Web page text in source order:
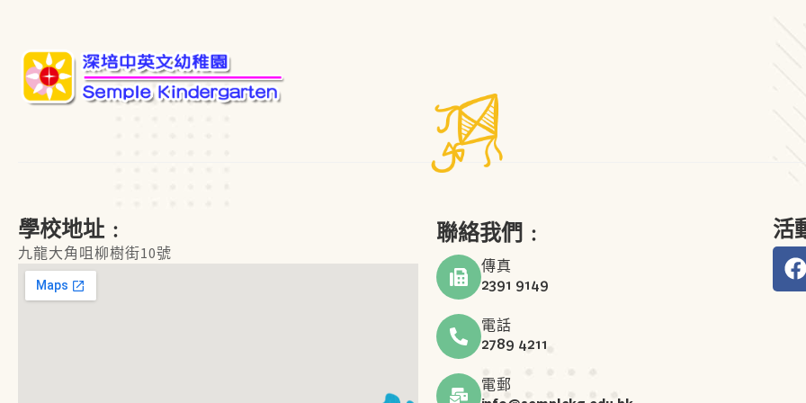
學校地址﹕
九龍大角咀柳樹街10號
聯絡我們﹕
傳真
2391 9149
電話
2789 4211
電郵
活